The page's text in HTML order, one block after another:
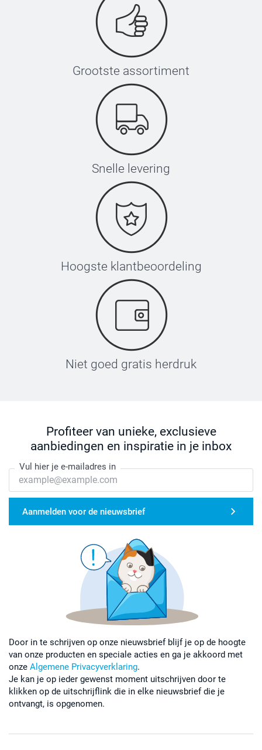
Grootste assortiment
Snelle levering
Hoogste klantbeoordeling
Niet goed gratis herdruk
Profiteer van unieke, exclusieve
aanbiedingen en inspiratie in je inbox
Vul hier je e-mailadres in
Aanmelden voor de nieuwsbrief
Door in te schrijven op onze nieuwsbrief blijf je op de hoogte
van onze producten en speciale acties en ga je akkoord met
onze Algemene Privacyverklaring.
Je kan je op ieder gewenst moment uitschrijven door te
klikken op de uitschrijflink die in elke nieuwsbrief die je
ontvangt, is opgenomen.